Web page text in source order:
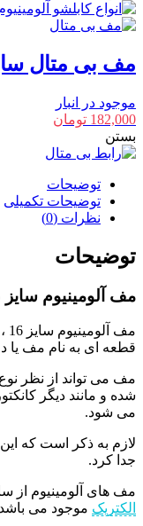
مف بی متال سایز 25-
موجود در انبار
182,000 تومان
بستن
توضیحات
توضیحات تکمیلی
نظرات (0)
توضیحات
مف آلومینیوم سایز 16
قطعه ای به نام مف یا
مف می تواند از نظر
شده و مانند دیگر
می شود.
لازم به ذکر است که این
جدا کرد.
مف های آلومینیوم از سایز 16 تا
الکتریک موجود می